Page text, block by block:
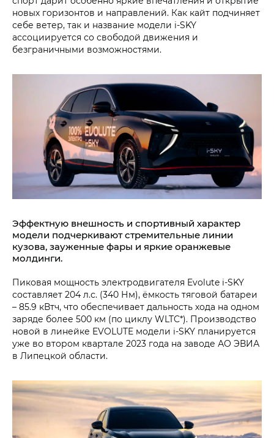
новых горизонтов и направлений. Как кайт подчиняет
себе ветер, так и название модели i‑SKY
ассоциируется со свободой движения и
безграничными возможностями.
Эффектную внешность и спортивный характер
модели подчеркивают стремительные линии
кузова, зауженные фары и яркие оранжевые
молдинги.
Пиковая мощность электродвигателя Evolute i‑SKY
составляет 204 л.с. (340 Нм), ёмкость тяговой батареи
– 85.9 кВтч, что обеспечивает дальность хода на одном
заряде более 500 км (по циклу WLTC*). Производство
новой в линейке EVOLUTE модели i‑SKY планируется
уже во втором квартале 2023 года на заводе АО ЭВИА
в Липецкой области.